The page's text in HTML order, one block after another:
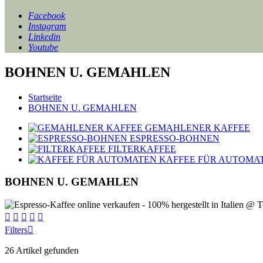
Facebook
Instagram
Linkedin
Youtube
BOHNEN U. GEMAHLEN
Startseite
BOHNEN U. GEMAHLEN
GEMAHLENER KAFFEE
ESPRESSO-BOHNEN
FILTERKAFFEE
KAFFEE FÜR
BOHNEN U. GEMAHLEN
    
Filters
26 Artikel gefunden